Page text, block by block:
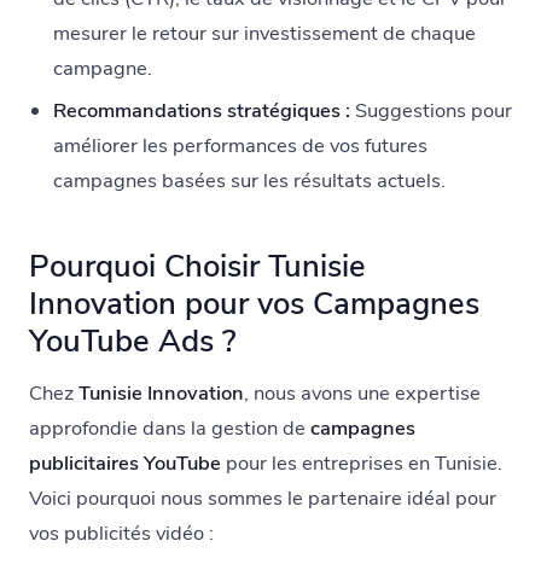
mesurer le retour sur investissement de chaque
campagne.
Recommandations stratégiques : Suggestions pour
améliorer les performances de vos futures
campagnes basées sur les résultats actuels.
Pourquoi Choisir Tunisie
Innovation pour vos Campagnes
YouTube Ads ?
ChezTunisie Innovation, nous avons une expertise
approfondie dans la gestion de campagnes
publicitaires YouTube pour les entreprises en Tunisie.
Voici pourquoi nous sommes le partenaire idéal pour
vos publicités vidéo :